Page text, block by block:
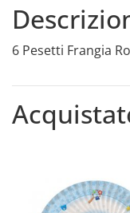
6 Pesetti Frangia